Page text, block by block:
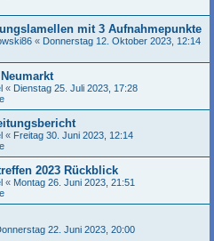
mit 3 Aufnahmepunkte
« Donnerstag 12. Oktober 2023, 12:14
« Dienstag 25. Juli 2023, 17:28
« Freitag 30. Juni 2023, 12:14
2023 Rückblick
« Montag 26. Juni 2023, 21:51
22. Juni 2023, 20:00